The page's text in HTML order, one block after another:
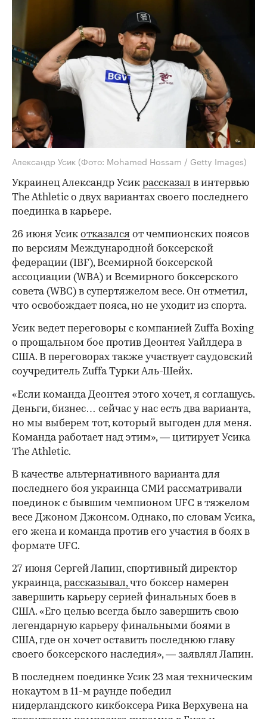
Александр Усик (Фото: Mohamed Hossam / Getty Images)
Украинец Александр Усик рассказал в интервью
The Athletic о двух вариантах своего последнего
поединка в карьере.
26 июня Усик отказался от чемпионских поясов
по версиям Международной боксерской
федерации (IBF), Всемирной боксерской
ассоциации (WBA) и Всемирного боксерского
совета (WBC) в супертяжелом весе. Он отметил,
что освобождает пояса, но не уходит из спорта.
Усик ведет переговоры с компанией Zuffa Boxing
о прощальном бое против Деонтея Уайлдера в
США. В переговорах также участвует саудовский
соучредитель Zuffa Турки Аль-Шейх.
«Если команда Деонтея этого хочет, я соглашусь.
Деньги, бизнес… сейчас у нас есть два варианта,
но мы выберем тот, который выгоден для меня.
Команда работает над этим», — цитирует Усика
The Athletic.
В качестве альтернативного варианта для
последнего боя украинца СМИ рассматривали
поединок с бывшим чемпионом UFC в тяжелом
весе Джоном Джонсом. Однако, по словам Усика,
его жена и команда против его участия в боях в
формате UFC.
27 июня Сергей Лапин, спортивный директор
украинца,рассказывал,что боксер намерен
завершить карьеру серией финальных боев в
США. «Его целью всегда было завершить свою
легендарную карьеру финальными боями в
США, где он хочет оставить последнюю главу
своего боксерского наследия», — заявлял Лапин.
В последнем поединке Усик 23 мая техническим
нокаутом в 11-м раунде победил
нидерландского кикбоксера Рика Верхувена на